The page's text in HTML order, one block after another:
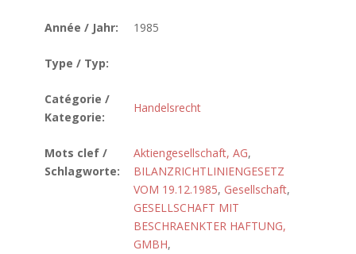
Année / Jahr: 1985
Type / Typ:
Catégorie /
Kategorie:
Handelsrecht
Mots clef /
Schlagworte:
Aktiengesellschaft, AG,
BILANZRICHTLINIENGESETZ
VOM 19.12.1985, Gesellschaft,
GESELLSCHAFT MIT
BESCHRAENKTER HAFTUNG,
GMBH,